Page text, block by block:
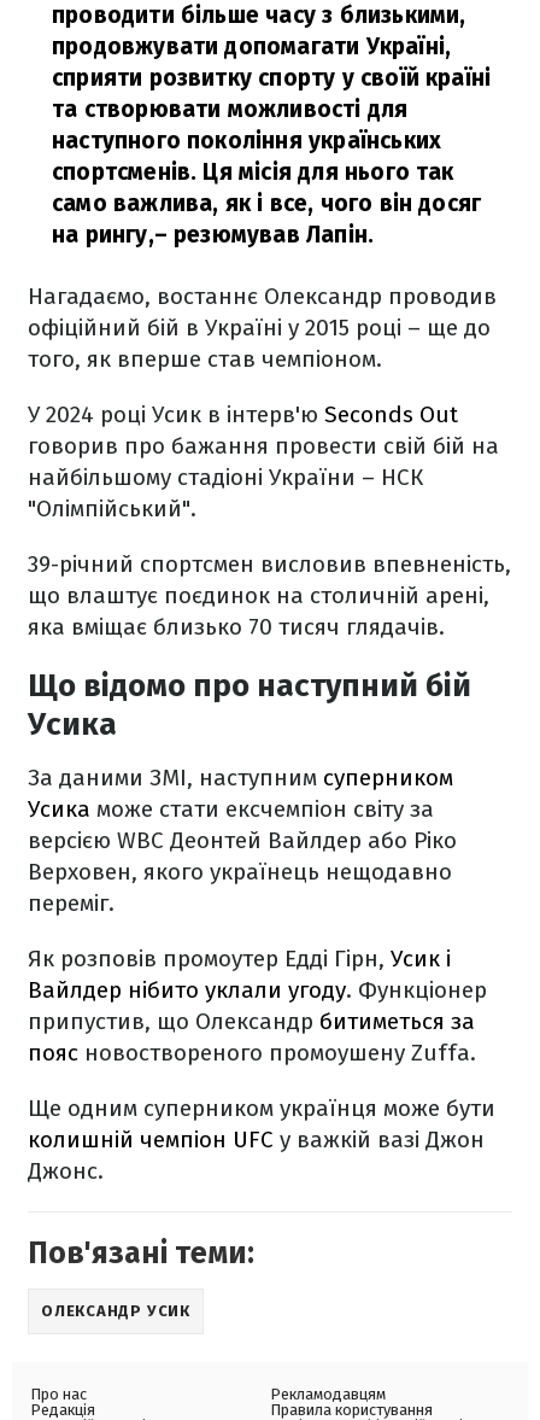
проводити більше часу з близькими,
продовжувати допомагати Україні,
сприяти розвитку спорту у своїй країні
та створювати можливості для
наступного покоління українських
спортсменів. Ця місія для нього так
само важлива, як і все, чого він досяг
на рингу,– резюмував Лапін.
Нагадаємо, востаннє Олександр проводив
офіційний бій в Україні у 2015 році – ще до
того, як вперше став чемпіоном.
У 2024 році Усик в інтерв'ю Seconds Out
говорив про бажання провести свій бій на
найбільшому стадіоні України – НСК
"Олімпійський".
39-річний спортсмен висловив впевненість,
що влаштує поєдинок на столичній арені,
яка вміщає близько 70 тисяч глядачів.
Що відомо про наступний бій
Усика
За даними ЗМІ, наступним суперником
Усика може стати ексчемпіон світу за
версією WBC Деонтей Вайлдер або Ріко
Верховен, якого українець нещодавно
переміг.
Як розповів промоутер Едді Гірн, Усик і
Вайлдер нібито уклали угоду. Функціонер
припустив, що Олександр битиметься за
пояс новоствореного промоушену Zuffa.
Ще одним суперником українця може бути
колишній чемпіон UFC у важкій вазі Джон
Джонс.
Пов'язані теми:
ОЛЕКСАНДР УСИК
Про нас
Редакція
Рекламодавцям
Правила користування